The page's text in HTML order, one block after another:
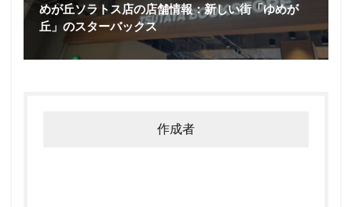
めが丘ソラトス店の店舗情報：新しい街「ゆめが
丘」のスターバックス
作成者